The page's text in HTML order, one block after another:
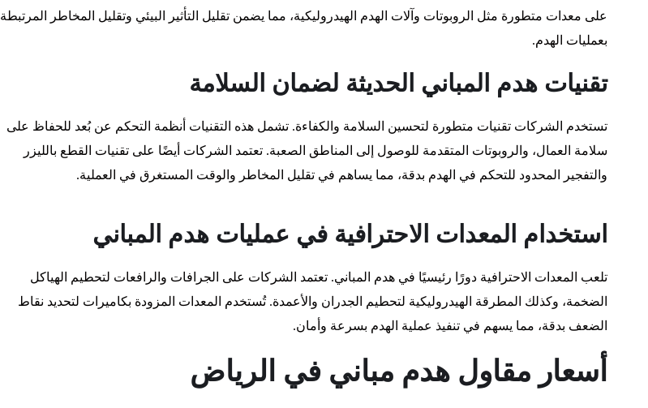
على معدات متطورة مثل الروبوتات وآلات الهدم الهيدروليكية، مما يضمن تقليل التأثير البيئي وتقليل المخاطر المرتبطة
بعمليات الهدم.
تقنيات هدم المباني الحديثة لضمان السلامة
تستخدم الشركات تقنيات متطورة لتحسين السلامة والكفاءة. تشمل هذه التقنيات أنظمة التحكم عن بُعد للحفاظ على
سلامة العمال، والروبوتات المتقدمة للوصول إلى المناطق الصعبة. تعتمد الشركات أيضًا على تقنيات القطع بالليزر
والتفجير المحدود للتحكم في الهدم بدقة، مما يساهم في تقليل المخاطر والوقت المستغرق في العملية.
استخدام المعدات الاحترافية في عمليات هدم المباني
تلعب المعدات الاحترافية دورًا رئيسيًا في هدم المباني. تعتمد الشركات على الجرافات والرافعات لتحطيم الهياكل
الضخمة، وكذلك المطرقة الهيدروليكية لتحطيم الجدران والأعمدة. تُستخدم المعدات المزودة بكاميرات لتحديد نقاط
الضعف بدقة، مما يسهم في تنفيذ عملية الهدم بسرعة وأمان.
أسعار مقاول هدم مباني في الرياض